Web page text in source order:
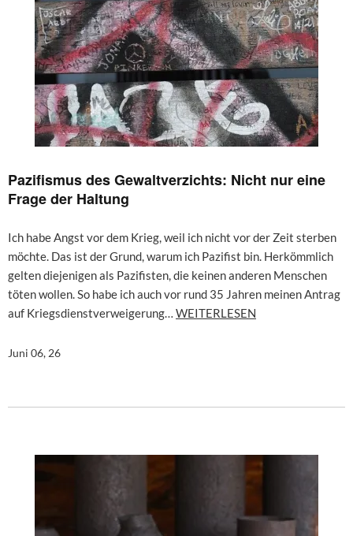
Pazifismus des Gewaltverzichts: Nicht nur eine
Frage der Haltung
Ich habe Angst vor dem Krieg, weil ich nicht vor der Zeit sterben
möchte. Das ist der Grund, warum ich Pazifist bin. Herkömmlich
gelten diejenigen als Pazifisten, die keinen anderen Menschen
töten wollen. So habe ich auch vor rund 35 Jahren meinen Antrag
auf Kriegsdienstverweigerung… WEITERLESEN
Juni 06, 26